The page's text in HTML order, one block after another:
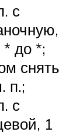
с
* до *;
снять
п.;
с
1